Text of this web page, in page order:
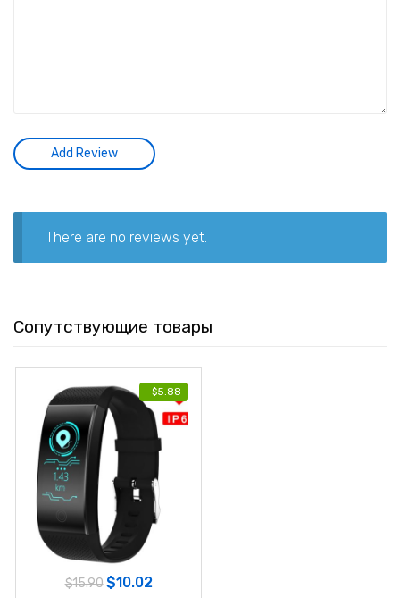
There are no reviews yet.
Сопутствующие товары
-$5.88
$15.90 $10.02